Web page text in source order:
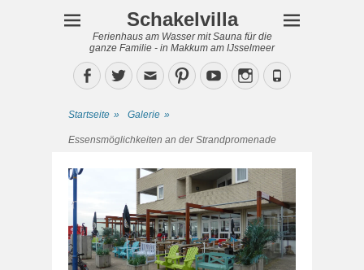
Schakelvilla
Ferienhaus am Wasser mit Sauna für die
ganze Familie - in Makkum am IJsselmeer
Facebook
TwitterEmailPinterestYouTubeInstagram
Phone
Startseite » Galerie »
Essensmöglichkeiten an der Strandpromenade